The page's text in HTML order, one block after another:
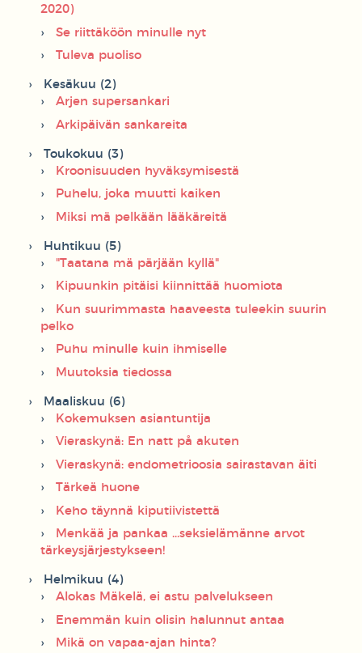
2020)
Se riittäköön minulle nyt
Tuleva puoliso
Kesäkuu (2)
Arjen supersankari
Arkipäivän sankareita
Toukokuu (3)
Kroonisuuden hyväksymisestä
Puhelu, joka muutti kaiken
Miksi mä pelkään lääkäreitä
Huhtikuu (5)
"Taatana mä pärjään kyllä"
Kipuunkin pitäisi kiinnittää huomiota
Kun suurimmasta haaveesta tuleekin suurin
pelko
Puhu minulle kuin ihmiselle
Muutoksia tiedossa
Maaliskuu (6)
Kokemuksen asiantuntija
Vieraskynä: En natt på akuten
Vieraskynä: endometrioosia sairastavan äiti
Tärkeä huone
Keho täynnä kiputiivistettä
Menkää ja pankaa ...seksielämänne arvot
tärkeysjärjestykseen!
Helmikuu (4)
Alokas Mäkelä, ei astu palvelukseen
Enemmän kuin olisin halunnut antaa
Mikä on vapaa-ajan hinta?